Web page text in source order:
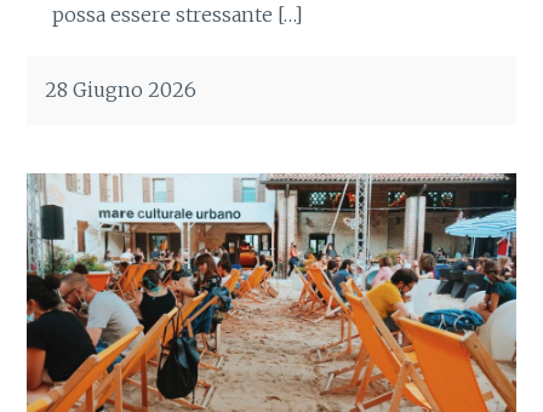
possa essere stressante […]
28 Giugno 2026